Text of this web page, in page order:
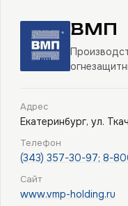
ВМП
Адрес
Екатеринбург, ул.
Телефон
(343) 357-30-97; 8-
Сайт
www.vmp-holding.ru